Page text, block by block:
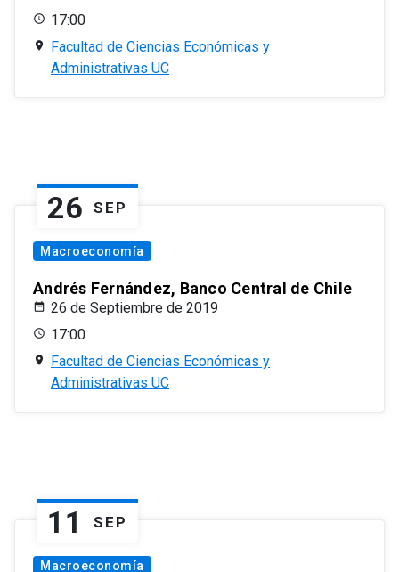
17:00
Facultad de Ciencias Económicas y
Administrativas UC
26 SEP
Macroeconomía
Andrés Fernández, Banco Central de Chile
26 de Septiembre de 2019
17:00
Facultad de Ciencias Económicas y
Administrativas UC
11 SEP
Macroeconomía